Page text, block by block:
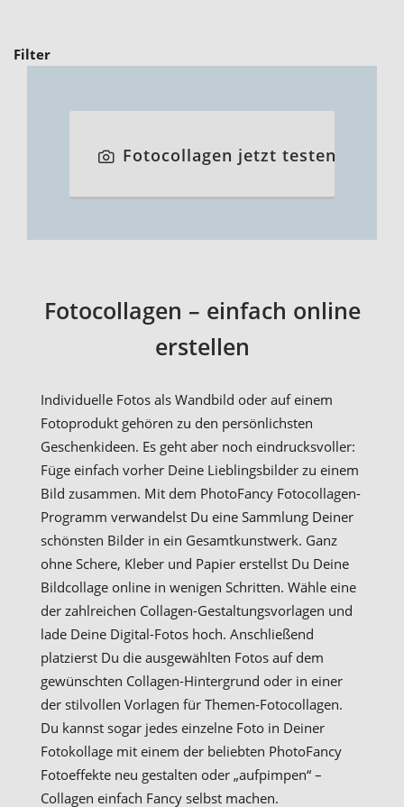
Filter
Fotocollagen jetzt testen
Fotocollagen – einfach online
erstellen
Individuelle Fotos als Wandbild oder auf einem
Fotoprodukt gehören zu den persönlichsten
Geschenkideen. Es geht aber noch eindrucksvoller:
Füge einfach vorher Deine Lieblingsbilder zu einem
Bild zusammen. Mit dem PhotoFancy Fotocollagen-
Programm verwandelst Du eine Sammlung Deiner
schönsten Bilder in ein Gesamtkunstwerk. Ganz
ohne Schere, Kleber und Papier erstellst Du Deine
Bildcollage online in wenigen Schritten. Wähle eine
der zahlreichen Collagen-Gestaltungsvorlagen und
lade Deine Digital-Fotos hoch. Anschließend
platzierst Du die ausgewählten Fotos auf dem
gewünschten Collagen-Hintergrund oder in einer
der stilvollen Vorlagen für Themen-Fotocollagen.
Du kannst sogar jedes einzelne Foto in Deiner
Fotokollage mit einem der beliebten PhotoFancy
Fotoeffekte neu gestalten oder „aufpimpen“ –
Collagen einfach Fancy selbst machen.